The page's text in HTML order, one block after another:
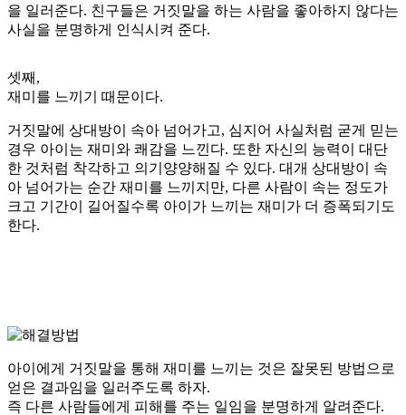
을 일러준다. 친구들은 거짓말을 하는 사람을 좋아하지 않다는
사실을 분명하게 인식시켜 준다.
셋째,
재미를 느끼기 때문이다.
거짓말에 상대방이 속아 넘어가고, 심지어 사실처럼 굳게 믿는
경우 아이는 재미와 쾌감을 느낀다. 또한 자신의 능력이 대단
한 것처럼 착각하고 의기양양해질 수 있다. 대개 상대방이 속
아 넘어가는 순간 재미를 느끼지만, 다른 사람이 속는 정도가
크고 기간이 길어질수록 아이가 느끼는 재미가 더 증폭되기도
한다.
아이에게 거짓말을 통해 재미를 느끼는 것은 잘못된 방법으로
얻은 결과임을 일러주도록 하자.
즉 다른 사람들에게 피해를 주는 일임을 분명하게 알려준다.